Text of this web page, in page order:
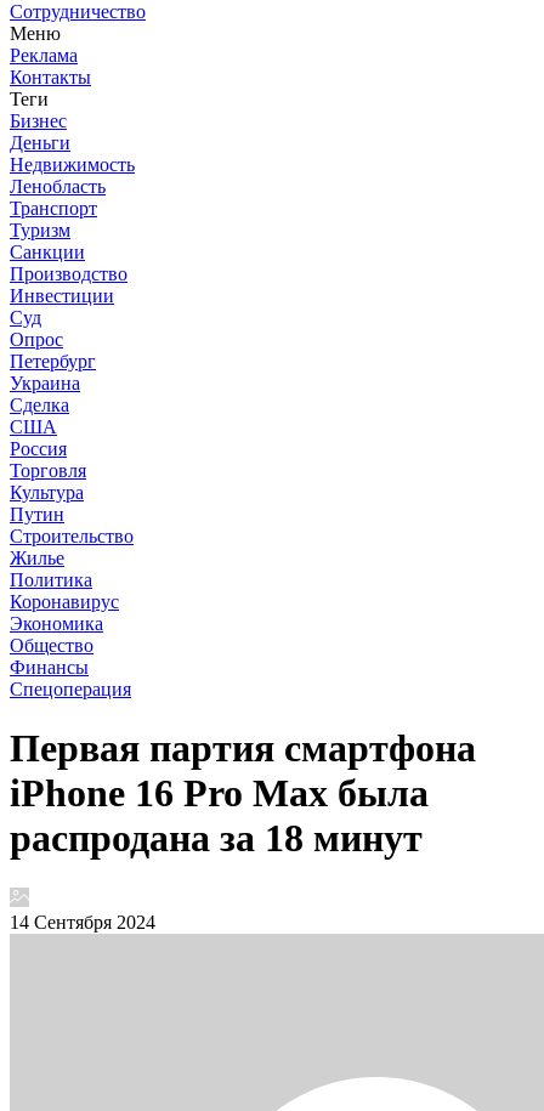
Сотрудничество
Меню
Реклама
Контакты
Теги
Бизнес
Деньги
Недвижимость
Ленобласть
Транспорт
Туризм
Санкции
Производство
Инвестиции
Суд
Опрос
Петербург
Украина
Сделка
США
Россия
Торговля
Культура
Путин
Строительство
Жилье
Политика
Коронавирус
Экономика
Общество
Финансы
Спецоперация
Первая партия смартфона
iPhone 16 Pro Max была
распродана за 18 минут
14 Сентября 2024